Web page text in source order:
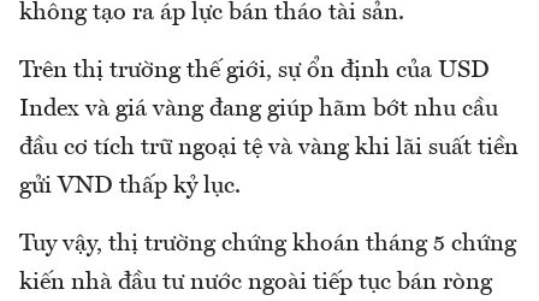
không tạo ra áp lực bán tháo tài sản.
Trên thị trường thế giới, sự ổn định của USD
Index và giá vàng đang giúp hãm bớt nhu cầu
đầu cơ tích trữ ngoại tệ và vàng khi lãi suất tiền
gửi VND thấp kỷ lục.
Tuy vậy, thị trường chứng khoán tháng 5 chứng
kiến nhà đầu tư nước ngoài tiếp tục bán ròng